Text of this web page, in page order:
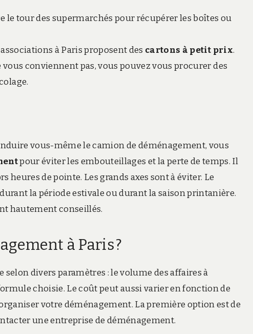
le tour des supermarchés pour récupérer les boîtes ou
à Paris proposent des cartons à petit prix.
conviennent pas, vous pouvez vous procurer des
vous-même le camion de déménagement, vous
pour éviter les embouteillages et la perte de temps. Il
heures de pointe. Les grands axes sont à éviter. Le
la période estivale ou durant la saison printanière.
hautement conseillés.
à Paris ?
selon divers paramètres : le volume des affaires à
choisie. Le coût peut aussi varier en fonction de
votre déménagement. La première option est de
une entreprise de déménagement.